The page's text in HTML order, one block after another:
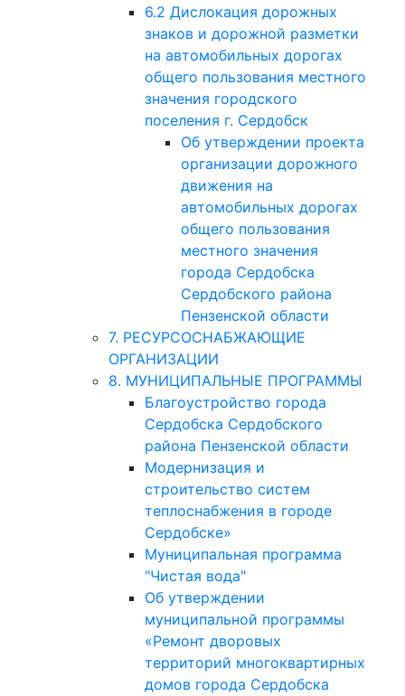
6.2 Дислокация дорожных
знаков и дорожной разметки
на автомобильных дорогах
общего пользования местного
значения городского
поселения г. Сердобск
Об утверждении проекта
организации дорожного
движения на
автомобильных дорогах
общего пользования
местного значения
города Сердобска
Сердобского района
Пензенской области
7. РЕСУРСОСНАБЖАЮЩИЕ
ОРГАНИЗАЦИИ
8. МУНИЦИПАЛЬНЫЕ ПРОГРАММЫ
Благоустройство города
Сердобска Сердобского
района Пензенской области
Модернизация и
строительство систем
теплоснабжения в городе
Сердобске»
Муниципальная программа
"Чистая вода"
Об утверждении
муниципальной программы
«Ремонт дворовых
территорий многоквартирных
домов города Сердобска